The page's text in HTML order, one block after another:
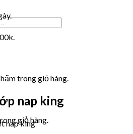
trong giỏ hàng.
giỏ hàng.
nap king
nap king